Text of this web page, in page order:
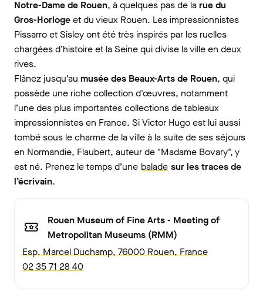
Notre-Dame de Rouen, à quelques pas de larue du
Gros-Horlogeet du vieux Rouen. Les impressionnistes
Pissarro et Sisley ont été très inspirés par les ruelles
chargées d’histoire et la Seine qui divise la ville en deux
rives.
Flânez jusqu’au musée des Beaux-Arts de Rouen, qui
possède une riche collection d'œuvres, notamment
l’une des plus importantes collections de tableaux
impressionnistes en France. Si Victor Hugo est lui aussi
tombé sous le charme de la ville à la suite de ses séjours
en Normandie, Flaubert, auteur de "Madame Bovary", y
est né. Prenez le temps d’une balade sur les traces de
l’écrivain.
Rouen Museum of Fine Arts - Meeting of
Metropolitan Museums (RMM)
Esp. Marcel Duchamp, 76000 Rouen, France
02 35 71 28 40